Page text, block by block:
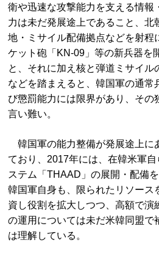
衛や迅速な攻撃能力を支える情報
力は未だ発展途上であること、北
地・ミサイル配備拠点などを射程
ケット砲「KN-09」等の新兵器を
と、それに加え核と弾道ミサイル
などを踏まえると、韓国軍の通常
び懲罰能力には限界があり、その
言い難い。
韓国軍の能力整備が発展途上に
ており、2017年には、在韓米軍
ステム「THAAD」の展開・配備
韓国軍自身も、限られたリソース
資し役割を拡大しつつ、高額で演
の運用については未だ米韓同盟で
は理解している。